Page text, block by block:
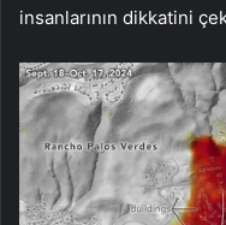
insanlarının dikkatini